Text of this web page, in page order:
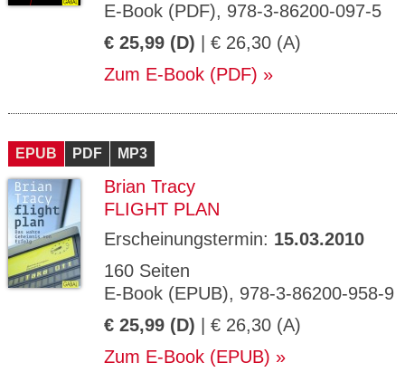
E-Book (PDF), 978-3-86200-097-5
€ 25,99 (D) | € 26,30 (A)
Zum E-Book (PDF)
EPUB PDF MP3
Brian Tracy
FLIGHT PLAN
Erscheinungstermin: 15.03.2010
160 Seiten
E-Book (EPUB), 978-3-86200-958-9
€ 25,99 (D) | € 26,30 (A)
Zum E-Book (EPUB)